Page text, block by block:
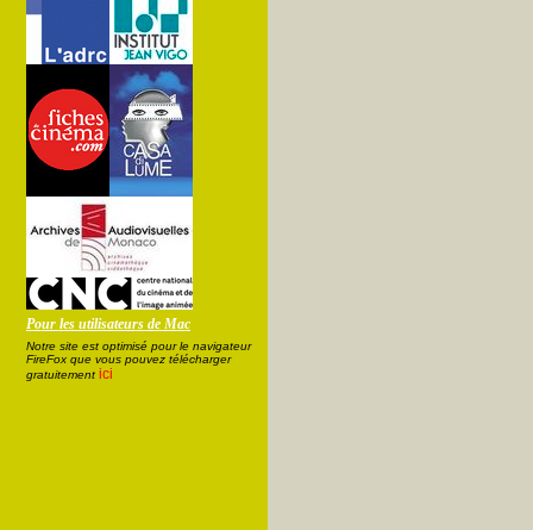
Pour les utilisateurs de Mac
Notre site est optimisé pour le navigateur
FireFox que vous pouvez télécharger
gratuitement ici